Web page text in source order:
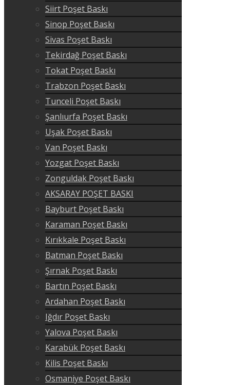
Siirt Poşet Baskı
Sinop Poşet Baskı
Sivas Poşet Baskı
Tekirdağ Poşet Baskı
Tokat Poşet Baskı
Trabzon Poşet Baskı
Tunceli Poşet Baskı
Şanlıurfa Poşet Baskı
Uşak Poşet Baskı
Van Poşet Baskı
Yozgat Poşet Baskı
Zonguldak Poşet Baskı
AKSARAY POŞET BASKI
Bayburt Poşet Baskı
Karaman Poşet Baskı
Kırıkkale Poşet Baskı
Batman Poşet Baskı
Şırnak Poşet Baskı
Bartın Poşet Baskı
Ardahan Poşet Baskı
Iğdır Poşet Baskı
Yalova Poşet Baskı
Karabük Poşet Baskı
Kilis Poşet Baskı
Osmaniye Poşet Baskı